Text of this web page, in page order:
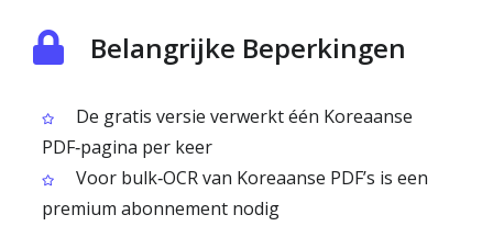
Belangrijke Beperkingen
De gratis versie verwerkt één Koreaanse
PDF‑pagina per keer
Voor bulk‑OCR van Koreaanse PDF’s is een
premium abonnement nodig